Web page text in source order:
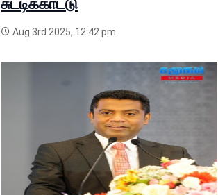
சுட்டிக்காட்டு
Aug 3rd 2025, 12:42 pm